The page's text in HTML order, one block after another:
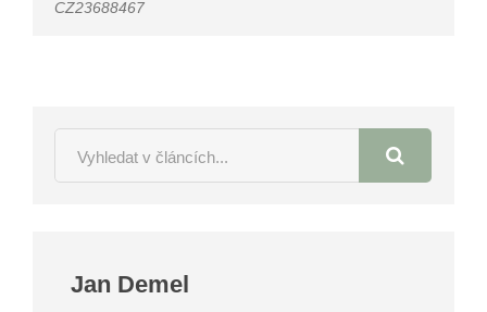
CZ23688467
Jan Demel